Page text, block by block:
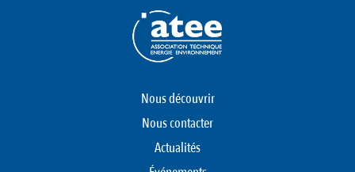
Nous découvrir
Nous contacter
Actualités